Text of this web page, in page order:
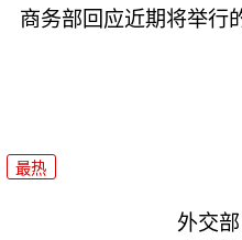
商务部回应近期将举行
最热
外交